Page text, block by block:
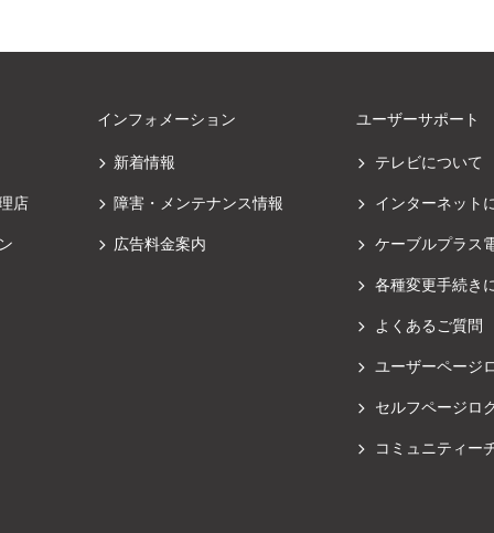
店
インフォメーション
新着情報
障害・メンテナンス情報
広告料金案内
ユーザーサポート
テレビについて
インターネット
ケーブルプラス
各種変更手続き
よくあるご質問
ユーザーページ
セルフページロ
コミュニティー